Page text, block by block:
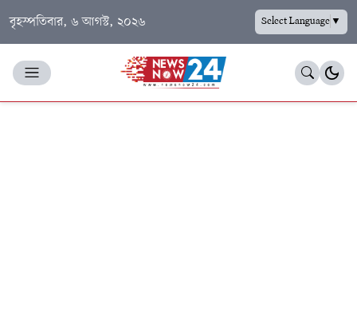
বৃহস্পতিবার, ৬ আগস্ট, ২০২৬ Select Language▼